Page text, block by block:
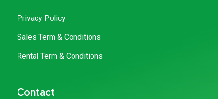
Privacy Policy
Sales Term & Conditions
Rental Term & Conditions
Contact